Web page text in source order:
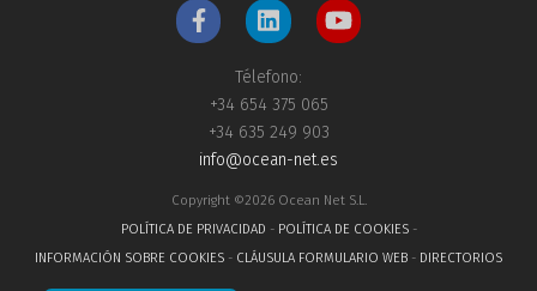
Télefono:
+34 654 375 065
+34 635 249 903
info@ocean-net.es
Copyright ©2026 Ocean Net S.L.
POLÍTICA DE PRIVACIDAD - POLÍTICA DE COOKIES-
INFORMACIÓN SOBRE COOKIES - CLÁUSULA FORMULARIO WEB - DIRECTORIOS